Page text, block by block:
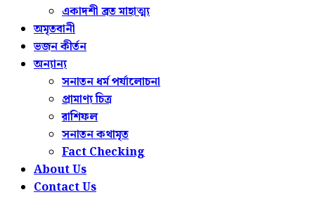
একাদশী ব্রত মাহাত্ম্য
অমৃতবানী
ভজন কীর্তন
অন্যান্য
সনাতন ধর্ম পর্যালোচনা
প্রামাণ্য চিত্র
রাশিফল
সনাতন কথামৃত
Fact Checking
About Us
Contact Us